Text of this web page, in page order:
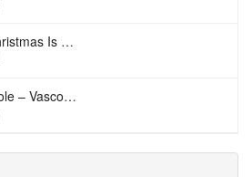
All I Want For Christmas Is You – Mariah Carey
Come Nelle Favole – Vasco Rossi